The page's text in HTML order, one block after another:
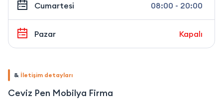
Cumartesi 08:00 - 20:00
Pazar Kapalı
& İletişim detayları
Ceviz Pen Mobilya Firma